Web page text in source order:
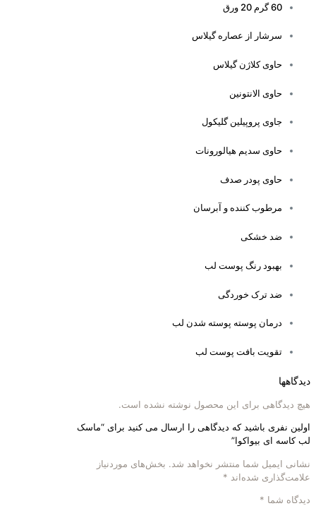
60 گرم 20 ورق
سرشار از عصاره گیلاس
حاوی کلاژن گیلاس
حاوی الانتونین
جاوی پروپیلین گلیکول
حاوی سدیم هیالورونات
حاوی پودر صدف
مرطوب کننده و آبرسان
ضد خشکی
بهبود رنگ پوست لب
ضد ترک خوردگی
درمان پوسته پوسته شدن لب
تقویت بافت پوست لب
دیدگاهها
هیچ دیدگاهی برای این محصول نوشته نشده است.
اولین نفری باشید که دیدگاهی را ارسال می کنید برای “ماسک
لب کاسه ای بیواکوا”
نشانی ایمیل شما منتشر نخواهد شد. بخش‌های موردنیاز
علامت‌گذاری شده‌اند *
دیدگاه شما *